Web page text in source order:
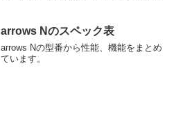
arrows Nのスペック表
arrows Nの型番から性能、機能をまとめ
ています。